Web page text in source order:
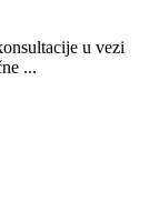
u vezi
...